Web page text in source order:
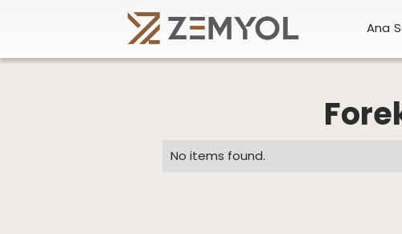
Ana
No items found.